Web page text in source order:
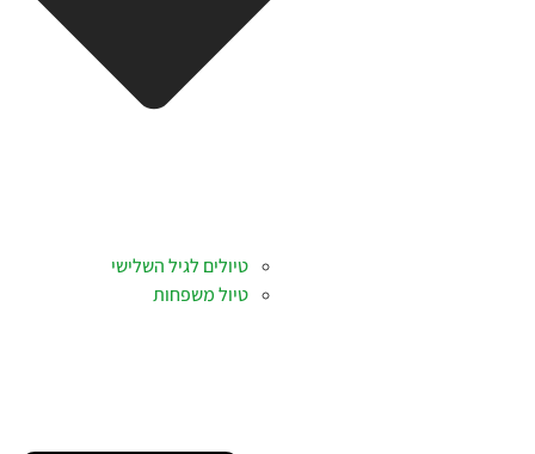
טיולים לגיל השלישי
טיול משפחות